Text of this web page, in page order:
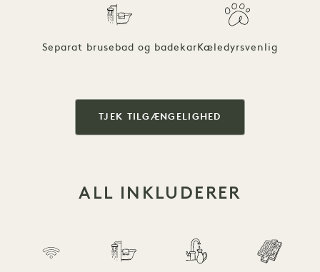
Separat brusebad og badekarKæledyrsvenlig
TJEK TILGÆNGELIGHED
ALL INKLUDERER